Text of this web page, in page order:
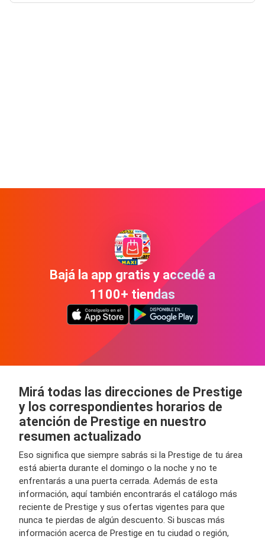
Bajá la app gratis y accedé a
1100+ tiendas
Mirá todas las direcciones de Prestige
y los correspondientes horarios de
atención de Prestige en nuestro
resumen actualizado
Eso significa que siempre sabrás si la Prestige de tu área
está abierta durante el domingo o la noche y no te
enfrentarás a una puerta cerrada. Además de esta
información, aquí también encontrarás el catálogo más
reciente de Prestige y sus ofertas vigentes para que
nunca te pierdas de algún descuento. Si buscas más
información acerca de Prestige en tu ciudad o región,